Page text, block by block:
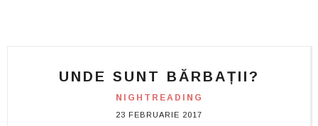
UNDE SUNT BĂRBAȚII?
NIGHTREADING
23 FEBRUARIE 2017